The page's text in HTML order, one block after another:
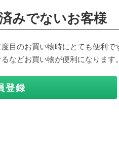
みでないお客様
目のお買い物時にとても便利で
などお買い物が便利になります
登録